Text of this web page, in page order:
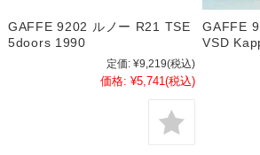
GAFFE 9202 ルノー R21 TSE
5doors 1990
定価: ¥9,219(税込)
価格: ¥5,741 (税込)
GAFFE
VSD